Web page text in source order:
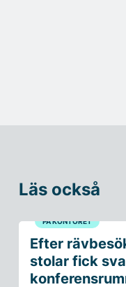
Läs också
PÅ KONTORET
Efter
stolar fick